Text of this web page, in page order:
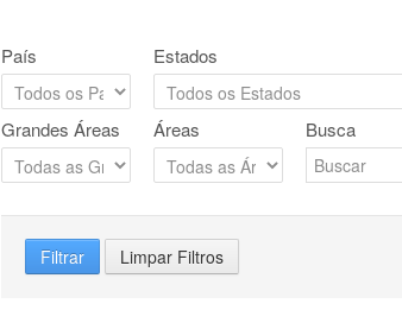
País Estados
Grandes Áreas Áreas Busca
Filtrar Limpar Filtros